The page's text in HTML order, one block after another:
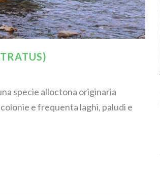
specie alloctona originaria
e frequenta laghi, paludi e